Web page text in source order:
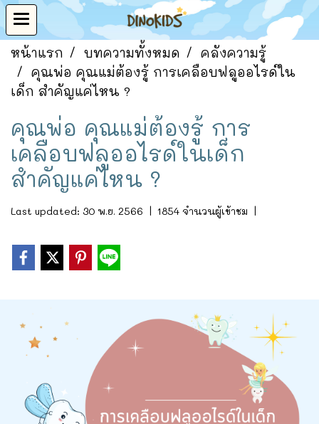
หน้าแรก บทความทั้งหมด
คลังความรู้
คุณพ่อ คุณแม่ต้องรู้ การเคลือบฟลูออไรด์ใน
เด็ก สำคัญแค่ไหน ?
คุณพ่อ คุณแม่ต้องรู้ การ
เคลือบฟลูออไรด์ในเด็ก
สำคัญแค่ไหน ?
Last updated: 30 พ.ย. 2566 | 1854 จำนวนผู้เข้าชม |